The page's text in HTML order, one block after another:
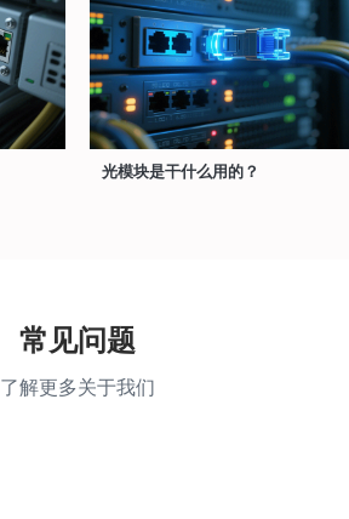
光模块是干什么用的？
常见问题
了解更多关于我们